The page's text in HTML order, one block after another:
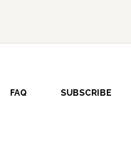
FAQ SUBSCRIBE